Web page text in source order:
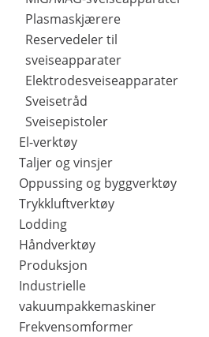
Plasmaskjærere
Reservedeler til
sveiseapparater
Elektrodesveiseapparater
Sveisetråd
Sveisepistoler
El-verktøy
Taljer og vinsjer
Oppussing og byggverktøy
Trykkluftverktøy
Lodding
Håndverktøy
Produksjon
Industrielle
vakuumpakkemaskiner
Frekvensomformer